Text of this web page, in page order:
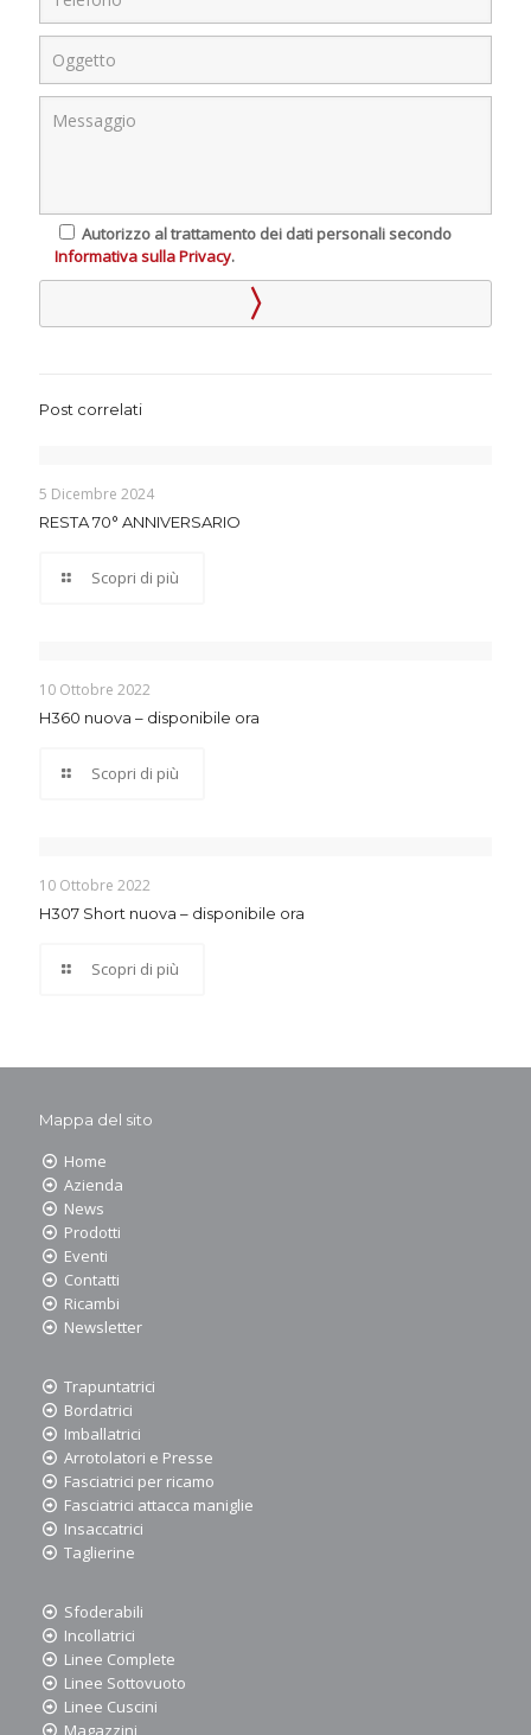
Autorizzo al trattamento dei dati personali secondo
Informativa sulla Privacy.
Post correlati
5 Dicembre 2024
RESTA 70° ANNIVERSARIO
Scopri di più
10 Ottobre 2022
H360 nuova – disponibile ora
Scopri di più
10 Ottobre 2022
H307 Short nuova – disponibile ora
Scopri di più
Mappa del sito
Home
Azienda
News
Prodotti
Eventi
Contatti
Ricambi
Newsletter
Trapuntatrici
Bordatrici
Imballatrici
Arrotolatori e Presse
Fasciatrici per ricamo
Fasciatrici attacca maniglie
Insaccatrici
Taglierine
Sfoderabili
Incollatrici
Linee Complete
Linee Sottovuoto
Linee Cuscini
Magazzini